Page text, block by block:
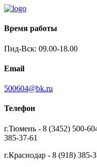
Время работы
Пнд-Вск: 09.00-18.00
Email
500604@bk.ru
Телефон
г.Тюмень - 8 (3452) 500-
385-37-61
г.Краснодар - 8 (918) 385-